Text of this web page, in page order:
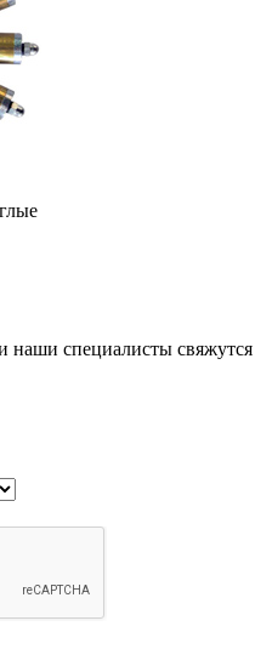
наши специалисты свяжутся